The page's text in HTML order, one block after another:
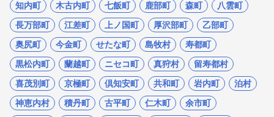
知内町
木古内町 七飯町 鹿部町 森町
八雲町
長万部町
江差町 上ノ国町 厚沢部町
乙部町
奥尻町
今金町 せたな町 島牧村
寿都町
黒松内町
蘭越町 ニセコ町 真狩村
留寿都村
喜茂別町
京極町 倶知安町 共和町 岩内町
泊村
神恵内村
積丹町 古平町 仁木町
余市町